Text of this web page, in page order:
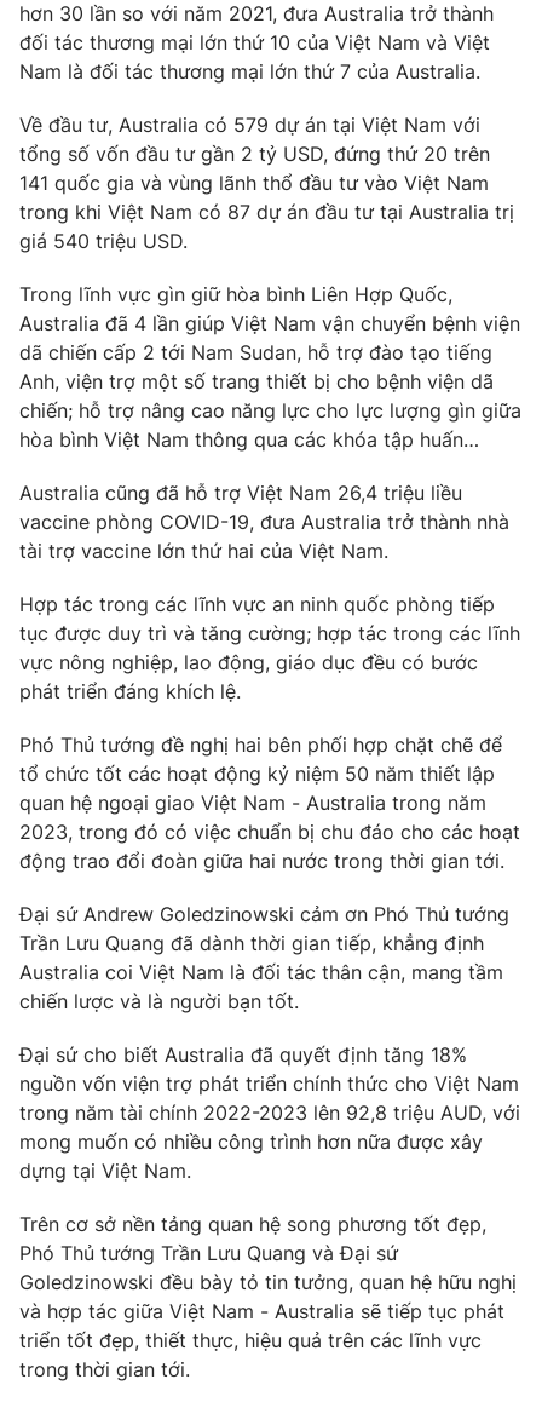
Photo Infographic
Video Shorts video
VTV Money VTV Thể thao
Thị trường 24h Tấm lòng Việt
VTV4 Vươn mình bằng AI
Liên hệ tòa soạn English
THỜI BÁO VTV
Theo dõi báo trên
Cơ quan chủ quản:Đài Truyền hình Việt Nam
Giấy phép hoạt động báo in và báo điện tử số 483/GP-BTTTT
cấp ngày 29/12/2023
Tổng Biên tập:
Vũ Thanh Thủy
Nguyễn Trọng Ninh
Tổng đài VTV:024.38 355 931 - 024.38 355 932
Ðiện thoại Thời báo VTV:024.66 897 897
Email: toasoan@vtv.vn
Liên hệ quảng cáo:024-7300.7108
hơn 30 lần so với năm 2021, đưa Australia trở thành
đối tác thương mại lớn thứ 10 của Việt Nam và Việt
Nam là đối tác thương mại lớn thứ 7 của Australia.
Về đầu tư, Australia có 579 dự án tại Việt Nam với
tổng số vốn đầu tư gần 2 tỷ USD, đứng thứ 20 trên
141 quốc gia và vùng lãnh thổ đầu tư vào Việt Nam
trong khi Việt Nam có 87 dự án đầu tư tại Australia trị
giá 540 triệu USD.
Trong lĩnh vực gìn giữ hòa bình Liên Hợp Quốc,
Australia đã 4 lần giúp Việt Nam vận chuyển bệnh viện
dã chiến cấp 2 tới Nam Sudan, hỗ trợ đào tạo tiếng
Anh, viện trợ một số trang thiết bị cho bệnh viện dã
chiến; hỗ trợ nâng cao năng lực cho lực lượng gìn giữa
hòa bình Việt Nam thông qua các khóa tập huấn…
Australia cũng đã hỗ trợ Việt Nam 26,4 triệu liều
vaccine phòng COVID-19, đưa Australia trở thành nhà
tài trợ vaccine lớn thứ hai của Việt Nam.
Hợp tác trong các lĩnh vực an ninh quốc phòng tiếp
tục được duy trì và tăng cường; hợp tác trong các lĩnh
vực nông nghiệp, lao động, giáo dục đều có bước
phát triển đáng khích lệ.
Phó Thủ tướng đề nghị hai bên phối hợp chặt chẽ để
tổ chức tốt các hoạt động kỷ niệm 50 năm thiết lập
quan hệ ngoại giao Việt Nam - Australia trong năm
2023, trong đó có việc chuẩn bị chu đáo cho các hoạt
động trao đổi đoàn giữa hai nước trong thời gian tới.
Đại sứ Andrew Goledzinowski cảm ơn Phó Thủ tướng
Trần Lưu Quang đã dành thời gian tiếp, khẳng định
Australia coi Việt Nam là đối tác thân cận, mang tầm
chiến lược và là người bạn tốt.
Đại sứ cho biết Australia đã quyết định tăng 18%
nguồn vốn viện trợ phát triển chính thức cho Việt Nam
trong năm tài chính 2022-2023 lên 92,8 triệu AUD, với
mong muốn có nhiều công trình hơn nữa được xây
dựng tại Việt Nam.
Trên cơ sở nền tảng quan hệ song phương tốt đẹp,
Phó Thủ tướng Trần Lưu Quang và Đại sứ
Goledzinowski đều bày tỏ tin tưởng, quan hệ hữu nghị
và hợp tác giữa Việt Nam - Australia sẽ tiếp tục phát
triển tốt đẹp, thiết thực, hiệu quả trên các lĩnh vực
trong thời gian tới.